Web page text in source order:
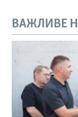
ВАЖЛИВЕ